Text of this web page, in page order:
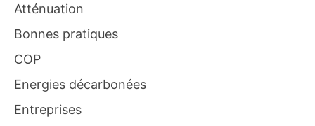
Atténuation
Bonnes pratiques
COP
Energies décarbonées
Entreprises